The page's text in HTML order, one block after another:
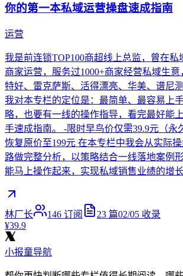
你的第一本私域运营操盘速成指南
运营
我是前连锁TOP100商超线上总监，曾在私
商家运营，服务过1000+商家经营私域生
特好、雷克萨斯、活得漂亮、华美、谱尼
我对本专栏的定位是：最简单、最容易上
略，也要有一线的操作指导，看完最好能
手速成指南。 -限时早鸟价仅需39.9元（永
恢复原价至199元 在本专栏中我会从实际
路做完整分析，以策略结合一线落地案例
能马上操作起来，实现私域销售业绩的增长
林厂长 146 订阅 23 篇02/05 收录
¥39.9
小报童导航